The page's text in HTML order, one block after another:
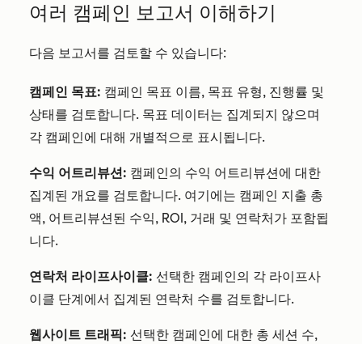
여러 캠페인 보고서 이해하기
다음 보고서를 검토할 수 있습니다:
캠페인 목표: 캠페인 목표 이름, 목표 유형, 진행률 및
상태를 검토합니다. 목표 데이터는 집계되지 않으며
각 캠페인에 대해 개별적으로 표시됩니다.
수익 어트리뷰션: 캠페인의 수익 어트리뷰션에 대한
집계된 개요를 검토합니다. 여기에는 캠페인 지출 총
액, 어트리뷰션된 수익, ROI, 거래 및 연락처가 포함됩
니다.
연락처 라이프사이클: 선택한 캠페인의 각 라이프사
이클 단계에서 집계된 연락처 수를 검토합니다.
웹사이트 트래픽: 선택한 캠페인에 대한 총 세션 수,